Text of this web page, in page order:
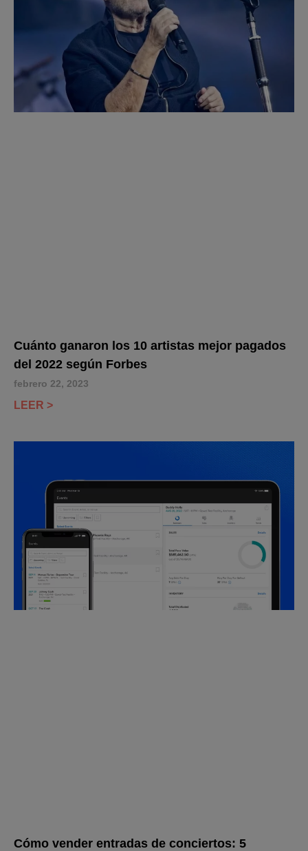
Cuánto ganaron los 10 artistas mejor pagados
del 2022 según Forbes
febrero 22, 2023
LEER >
Cómo vender entradas de conciertos: 5